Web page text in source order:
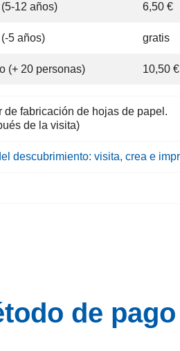
12 años) 6,50 €
5 años) gratis
(+ 20 personas) 10,50 €
de fabricación de hojas de papel.
de la visita)
descubrimiento: visita, crea e
de pago